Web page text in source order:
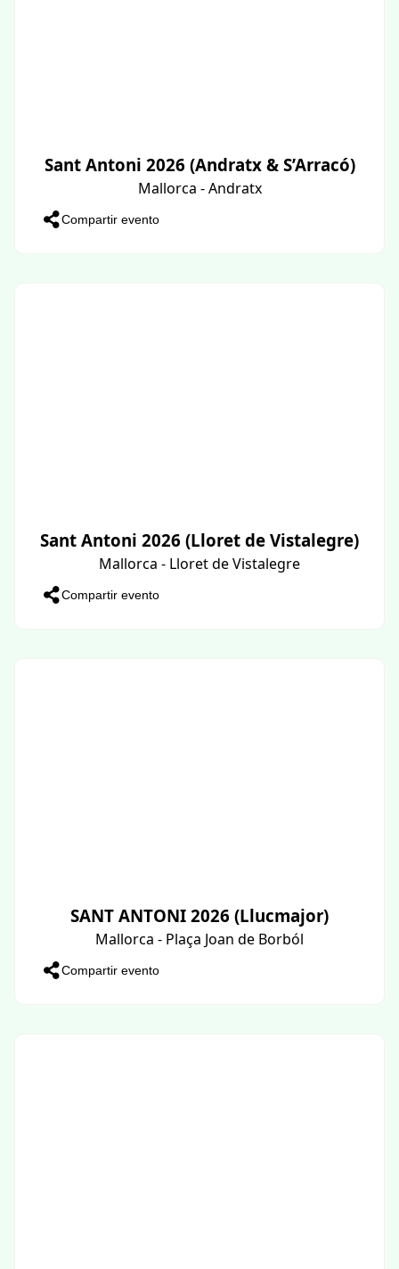
Sant Antoni 2026 (Andratx & S’Arracó)
Mallorca - Andratx
Compartir evento
Sant Antoni 2026 (Lloret de Vistalegre)
Mallorca - Lloret de Vistalegre
Compartir evento
SANT ANTONI 2026 (Llucmajor)
Mallorca - Plaça Joan de Borból
Compartir evento